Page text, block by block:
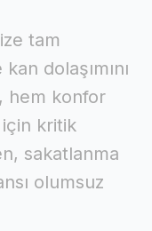
tam
dolaşımını
hem konfor
kritik
sakatlanma
olumsuz